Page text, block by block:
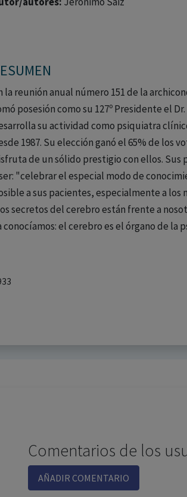
la reunión anual número 151 de la
posesión como su 127º Presidente el
su actividad como psiquiatra
1987. Su elección ganó el 65% de los
de un sólido prestigio con ellos. Sus
"celebrar el especial modo de
a sus pacientes, especialmente a
secretos del cerebro están frente a
conocíamos: el cerebro es el órgano de la
Comentarios de los
AÑADIR COMENTARIO